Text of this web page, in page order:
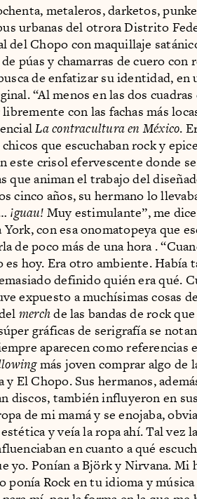
metaleros, darketos,
urbanas del otrora Distrito
del Chopo con maquillaje
púas y chamarras de cuero con
de enfatizar su identidad, en
“Al menos en las dos
con las fachas más
La contracultura en México.
que escuchaban rock y
este crisol efervescente donde
que animan el trabajo del
cinco años, su hermano lo
¡guau! Muy estimulante”, me
con esa onomatopeya que
de poco más de una hora .
hoy. Era otro ambiente. Había
definido quién era qué.
expuesto a muchísimas cosas
merchde las bandas de rock
gráficas de serigrafía se
aparecen como referencias
más joven comprar algo de
y El Chopo. Sus hermanos,
discos, también influyeron en
de mi mamá y se enojaba,
y veía la ropa ahí. Tal vez
en cuanto a qué
yo. Ponían a Björk y Nirvana. Mi
ponía Rock en tu idioma y